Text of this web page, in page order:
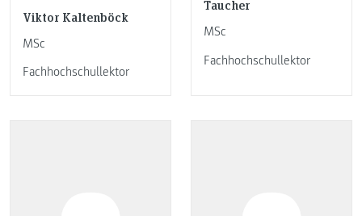
Viktor Kaltenböck
MSc
Fachhochschullektor
Taucher
MSc
Fachhochschullektor